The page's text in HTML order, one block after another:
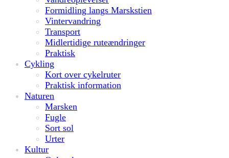
Formidling langs Marskstien
Vintervandring
Transport
Midlertidige ruteændringer
Praktisk
Cykling
Kort over cykelruter
Praktisk information
Naturen
Marsken
Fugle
Sort sol
Urter
Kultur